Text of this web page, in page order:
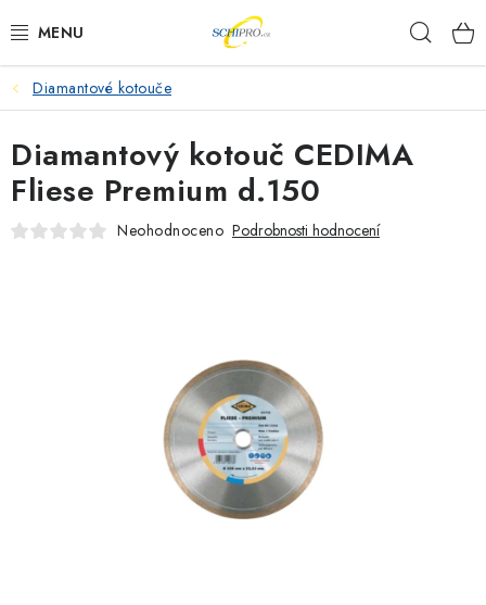
na
AKU NÁŘADÍ
ELEKTRICKÉ NÁŘADÍ
PŘÍSLUŠENSTVÍ
Diamantové kotouče
Diamantový kotouč CEDIMA
Fliese Premium d.150
Neohodnoceno Podrobnosti hodnocení